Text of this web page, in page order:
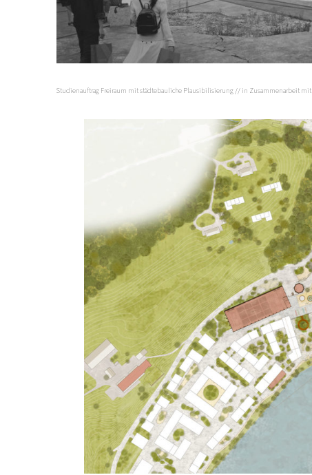
Studienauftrag Freiraum mit städtebauliche Plausibilisierung // in Zusammenarbeit mit